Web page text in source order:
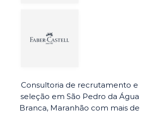
Consultoria de recrutamento e
seleção em São Pedro da Água
Branca, Maranhão com mais de